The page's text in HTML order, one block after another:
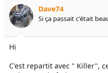
e
l
a
i
s
u
é
b
Dave74
Si ça passait c'était
Hi
C'est repartit avec " Killer",